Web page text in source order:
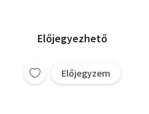
fekete város.
Előjegyezhető
Előjegyzem